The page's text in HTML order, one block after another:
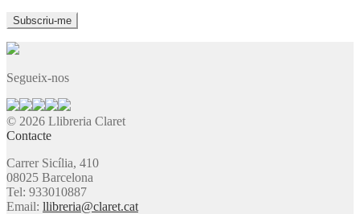
Segueix-nos
© 2026 Llibreria Claret
Contacte
Carrer Sicília, 410
08025 Barcelona
Tel: 933010887
Email: llibreria@claret.cat